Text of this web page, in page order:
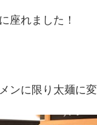
座れました！
ンに限り太麺に